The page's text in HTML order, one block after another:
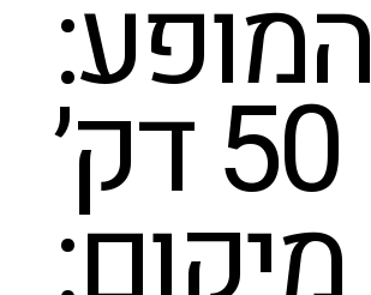
המופע:
50 דק׳